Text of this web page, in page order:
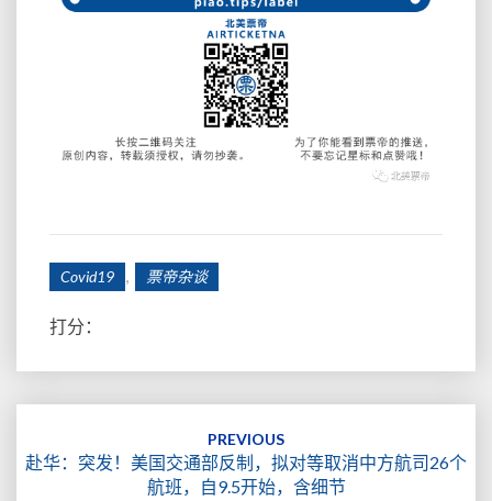
Covid19 票帝杂谈
打分：
PREVIOUS
赴华：突发！美国交通部反制，拟对等取消中方航司26个
航班，自9.5开始，含细节